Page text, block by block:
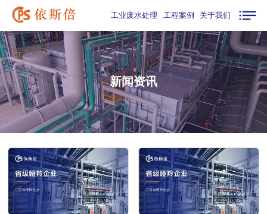
工业废水处理 工程案例 关于我们
新闻资讯